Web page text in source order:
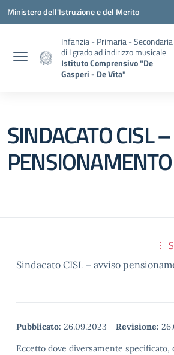
Vai ai contenuti
Vai al menu di navigazione
Vai al footer
Ministero dell'Istruzione e del Merito
Infanzia - Primaria - Secondaria
di I grado ad indirizzo musicale
Istituto Comprensivo "De
Gasperi - De Vita"
SINDACATO CISL
PENSIONAMENTO
Sindacato CISL – avviso
Pubblicato: 26.09.2023 - Revisione:
Eccetto dove diversamente specificato,